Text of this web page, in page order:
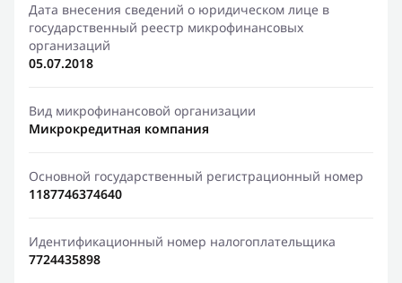
Дата внесения сведений о юридическом лице в
государственный реестр микрофинансовых
организаций
05.07.2018
Вид микрофинансовой организации
Микрокредитная компания
Основной государственный регистрационный номер
1187746374640
Идентификационный номер налогоплательщика
7724435898